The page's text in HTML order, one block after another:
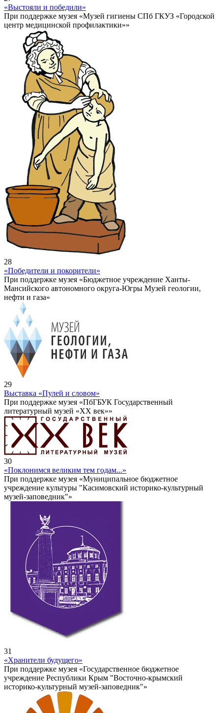
«Выстояли и победили»
При поддержке музея «Музей гигиены СПб ГКУЗ «Городской
центр медицинской профилактики»»
28
«Победители и покорители»
При поддержке музея «Бюджетное учреждение Ханты-
Мансийского автономного округа-Югры Музей геологии,
нефти и газа»
29
Выставка «Пулей и словом»
При поддержке музея «ПбГБУК Государственный
литературный музей «ХХ век»»
30
«Поклонимся великим тем годам...»
При поддержке музея «Муниципальное бюджетное
учреждение культуры "Касимовский историко-культурный
музей-заповедник"»
31
«Хранители будущего»
При поддержке музея «Государственное бюджетное
учреждение Республики Крым "Восточно-крымский
историко-культурный музей-заповедник"»